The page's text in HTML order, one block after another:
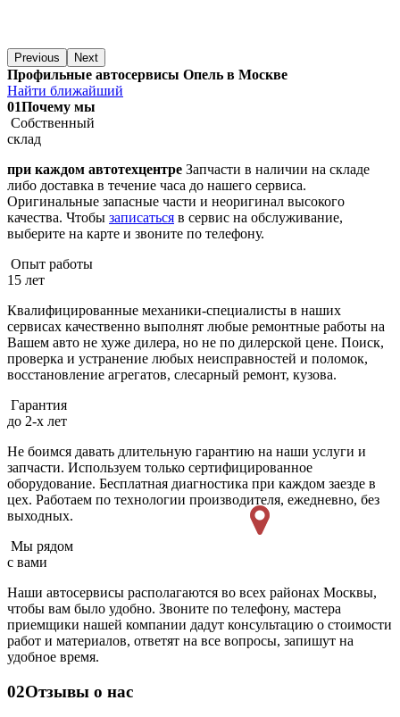
Previous Next
Профильные автосервисы Опель в Москве
Найти ближайший
01Почему мы
Собственный
склад
при каждом автотехцентре Запчасти в наличии на складе
либо доставка в течение часа до нашего сервиса.
Оригинальные запасные части и неоригинал высокого
качества. Чтобы записаться в сервис на обслуживание,
выберите на карте и звоните по телефону.
Опыт работы
15 лет
Квалифицированные механики-специалисты в наших
сервисах качественно выполнят любые ремонтные работы на
Вашем авто не хуже дилера, но не по дилерской цене. Поиск,
проверка и устранение любых неисправностей и поломок,
восстановление агрегатов, слесарный ремонт, кузова.
Гарантия
до 2-х лет
Не боимся давать длительную гарантию на наши услуги и
запчасти. Используем только сертифицированное
оборудование. Бесплатная диагностика при каждом заезде в
цех. Работаем по технологии производителя, ежедневно, без
выходных.
Мы рядом
с вами
Наши автосервисы располагаются во всех районах Москвы,
чтобы вам было удобно. Звоните по телефону, мастера
приемщики нашей компании дадут консультацию о стоимости
работ и материалов, ответят на все вопросы, запишут на
удобное время.
02Отзывы о нас